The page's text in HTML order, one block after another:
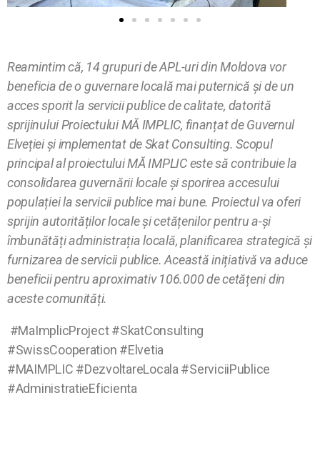
Reamintim că, 14 grupuri de APL-uri din Moldova vor
beneficia de o guvernare locală mai puternică și de un
acces sporit la servicii publice de calitate, datorită
sprijinului Proiectului MĂ IMPLIC, finanțat de Guvernul
Elveției și implementat de Skat Consulting. Scopul
principal al proiectului MĂ IMPLIC este să contribuie la
consolidarea guvernării locale și sporirea accesului
populației la servicii publice mai bune. Proiectul va oferi
sprijin autorităților locale și cetățenilor pentru a-și
îmbunătăți administrația locală, planificarea strategică și
furnizarea de servicii publice. Această inițiativă va aduce
beneficii pentru aproximativ 106.000 de cetățeni din
aceste comunități.
#MaImplicProject #SkatConsulting
#SwissCooperation #Elvetia
#MAIMPLIC #DezvoltareLocala #ServiciiPublice
#AdministratieEficienta